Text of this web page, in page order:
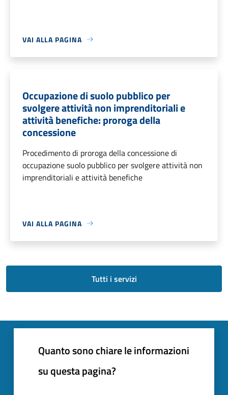
VAI ALLA PAGINA
Occupazione di suolo pubblico per
svolgere attività non imprenditoriali e
attività benefiche: proroga della
concessione
Procedimento di proroga della concessione di
occupazione suolo pubblico per svolgere attività non
imprenditoriali e attività benefiche
VAI ALLA PAGINA
Tutti i servizi
Quanto sono chiare le informazioni
su questa pagina?